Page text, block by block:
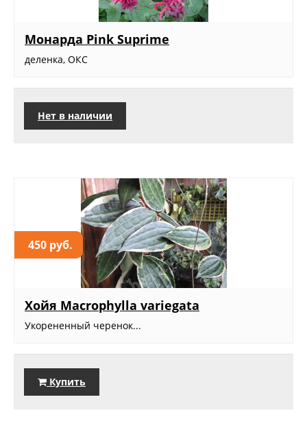
Монарда Pink Suprime
деленка, ОКС
Нет в наличии
450 руб.
Хойя Macrophylla variegata
Укорененный черенок...
Купить